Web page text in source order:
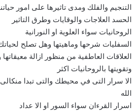
التنجيم والفلك ومدى تاثيرها على امور
الحسد العلاجات والوقايات وطرق التاثير
الروحانيات سواء العلوية او النورانية
السفليات شرحها وماهيتها وهل تصلح
العلاقات العاطفية من منظور ازالة
وتقويتها بالروحانيات اكثر
الا سرار التى في محيطك والتى تبدا
الله
اسرار القرءان سواء السور او الا عداد